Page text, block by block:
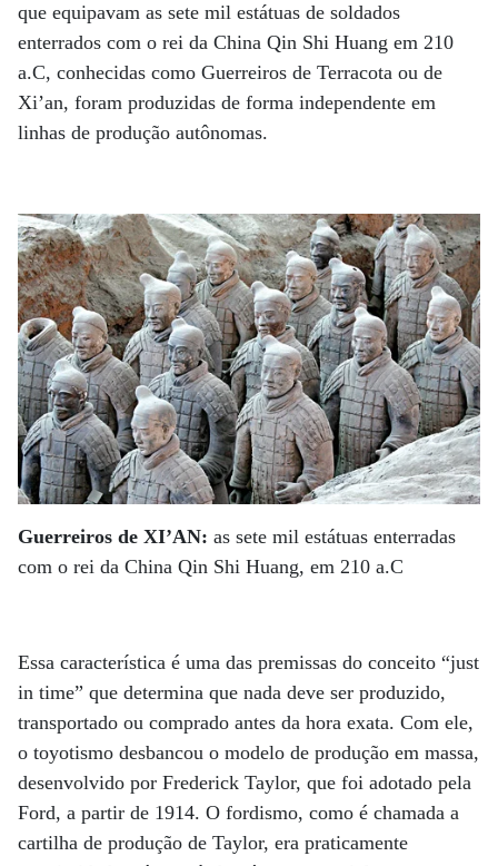
que equipavam as sete mil estátuas de soldados
enterrados com o rei da China Qin Shi Huang em 210
a.C, conhecidas como Guerreiros de Terracota ou de
Xi’an, foram produzidas de forma independente em
linhas de produção autônomas.
Guerreiros de XI’AN: as sete mil estátuas enterradas
com o rei da China Qin Shi Huang, em 210 a.C
Essa característica é uma das premissas do conceito “just
in time” que determina que nada deve ser produzido,
transportado ou comprado antes da hora exata. Com ele,
o toyotismo desbancou o modelo de produção em massa,
desenvolvido por Frederick Taylor, que foi adotado pela
Ford, a partir de 1914. O fordismo, como é chamada a
cartilha de produção de Taylor, era praticamente